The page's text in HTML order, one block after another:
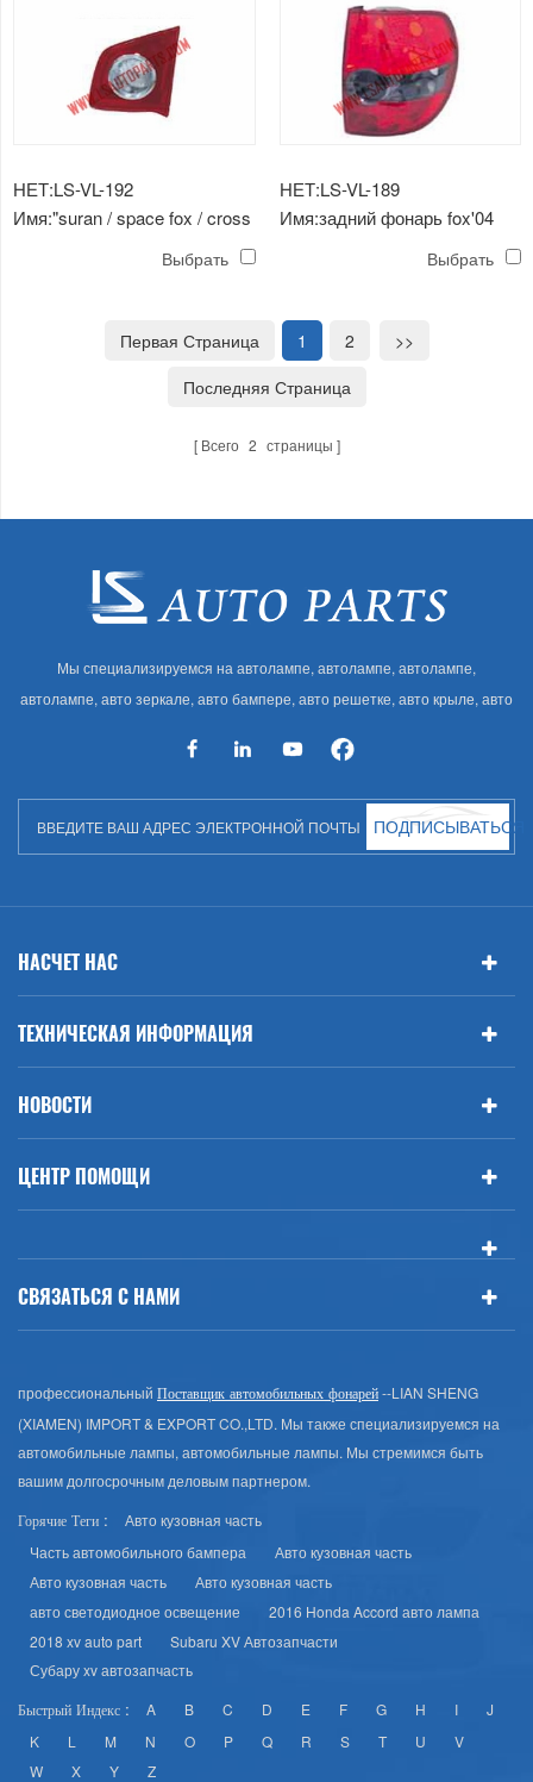
НЕТ:LS-VL-192
Имя:"suran / space fox / cross
(внутренний / белый)
Выбрать
НЕТ:LS-VL-189
Имя:задний фонарь fox'04
Выбрать
Первая Страница 1 2
>>
Последняя Страница
Всего 2 страницы
Мы специализируемся на автолампе, автолампе, автолампе,
автолампе, авто зеркале, авто бампере, авто решетке, авто крыле, авто
автозапчастей для Audi, VW, Benz, BMW
ПОДПИСЫВАТЬСЯ
НАСЧЕТ НАС
ТЕХНИЧЕСКАЯ ИНФОРМАЦИЯ
НОВОСТИ
ЦЕНТР ПОМОЩИ
СВЯЗАТЬСЯ С НАМИ
профессиональный Поставщик автомобильных фонарей--LIAN SHENG
(XIAMEN) IMPORT & EXPORT CO.,LTD. Мы также специализируемся на
автомобильные лампы, автомобильные лампы. Мы стремимся быть
вашим долгосрочным деловым партнером.
Горячие Теги :
Авто кузовная часть
Часть автомобильного бампера
Авто кузовная часть
Авто кузовная часть
Авто кузовная часть
авто светодиодное освещение
2016 Honda Accord авто лампа
2018 xv auto part
Subaru XV Автозапчасти
Субару xv автозапчасть
Быстрый Индекс : A B C D E F G H I
J
K
L M N O P Q R S T U
V
W
X Y Z